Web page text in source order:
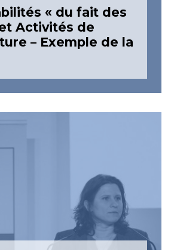
« du fait des
Activités de
– Exemple de la